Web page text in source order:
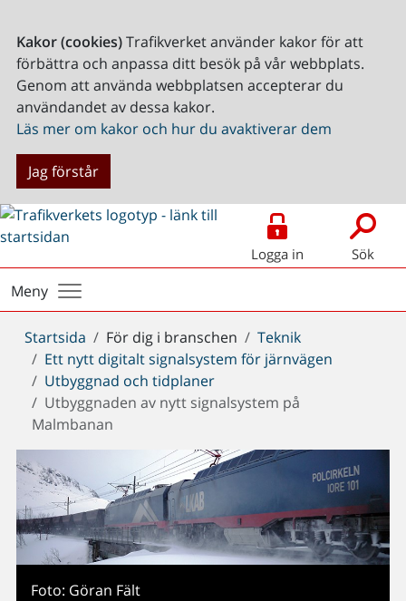
Kakor (cookies)Trafikverket använder kakor för att
förbättra och anpassa ditt besök på vår webbplats.
Genom att använda webbplatsen accepterar du
användandet av dessa kakor.
Läs mer om kakor och hur du avaktiverar dem
Jag förstår
Logga in Sök
Meny
Du
är
här:
Startsida För dig i branschen
Teknik
Ett nytt digitalt signalsystem för järnvägen
Utbyggnad och tidplaner
Utbyggnaden av nytt signalsystem på
Malmbanan
Foto: Göran Fält